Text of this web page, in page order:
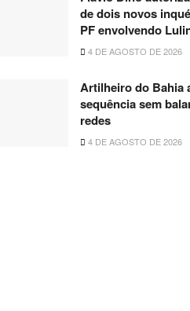
de dois novos
PF envolvendo
4 DE AGOSTO DE 2026
Artilheiro do Bahia
sequência sem
redes
4 DE AGOSTO DE 2026